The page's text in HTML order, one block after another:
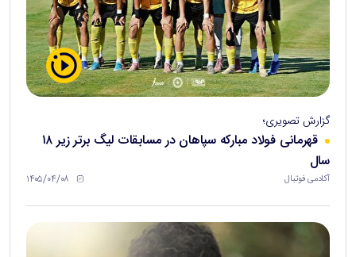
گزارش تصویری؛
قهرمانی فولاد مبارکه سپاهان در مسابقات لیگ برتر زیر ۱۸
سال
آکادمی فوتبال ۱۴۰۵/۰۴/۰۸